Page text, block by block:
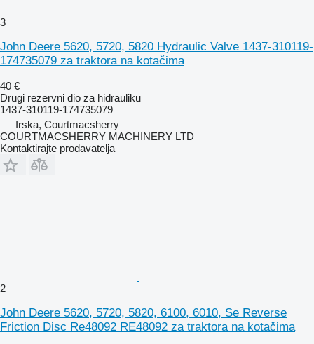
3
John Deere 5620, 5720, 5820 Hydraulic Valve 1437-310119-
174735079 za traktora na kotačima
40 €
Drugi rezervni dio za hidrauliku
1437-310119-174735079
Irska, Courtmacsherry
COURTMACSHERRY MACHINERY LTD
Kontaktirajte prodavatelja
2
John Deere 5620, 5720, 5820, 6100, 6010, Se Reverse
Friction Disc Re48092 RE48092 za traktora na kotačima